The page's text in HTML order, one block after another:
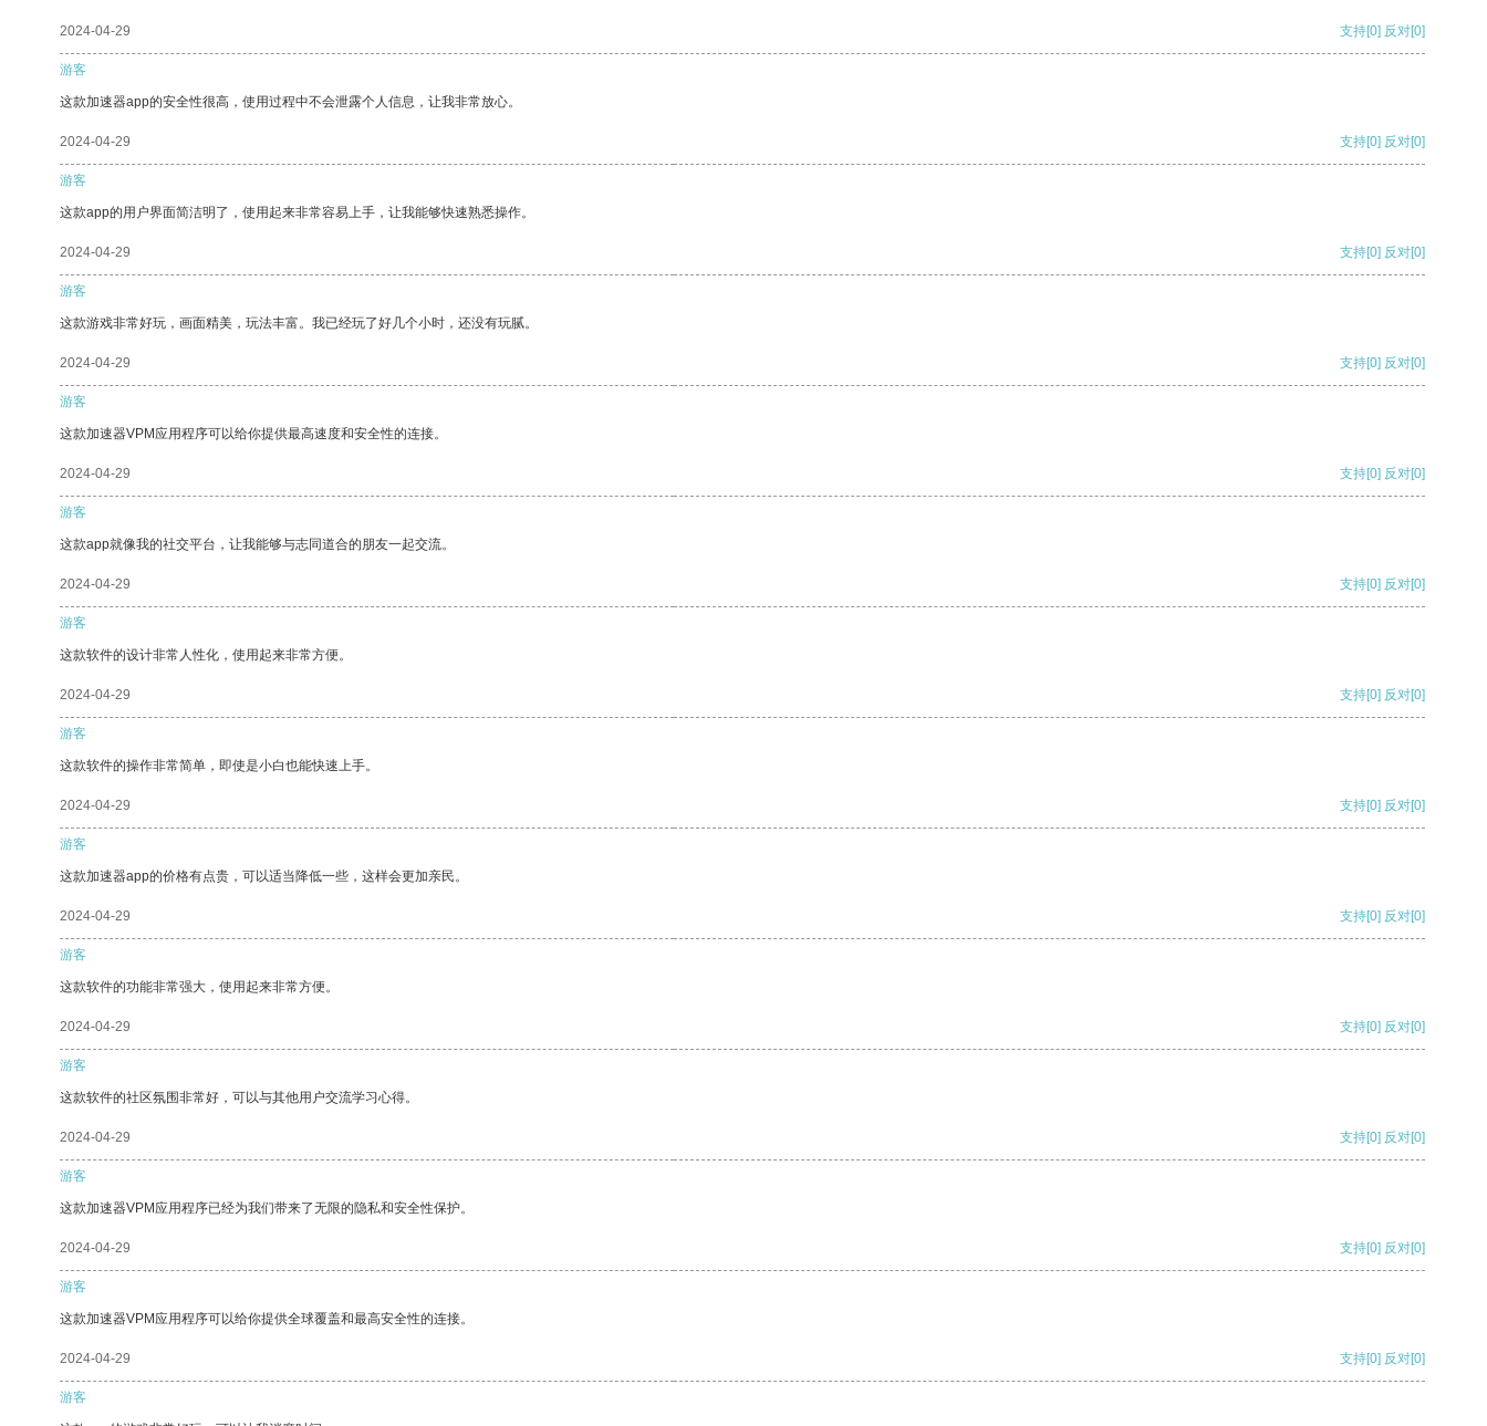
2024-04-29 支持[0] 反对[0]
游客
这款加速器app的安全性很高，使用过程中不会泄露个人信息，让我非常放心。
2024-04-29 支持[0] 反对[0]
游客
这款app的用户界面简洁明了，使用起来非常容易上手，让我能够快速熟悉操作。
2024-04-29 支持[0] 反对[0]
游客
这款游戏非常好玩，画面精美，玩法丰富。我已经玩了好几个小时，还没有玩腻。
2024-04-29 支持[0] 反对[0]
游客
这款加速器VPM应用程序可以给你提供最高速度和安全性的连接。
2024-04-29 支持[0] 反对[0]
游客
这款app就像我的社交平台，让我能够与志同道合的朋友一起交流。
2024-04-29 支持[0] 反对[0]
游客
这款软件的设计非常人性化，使用起来非常方便。
2024-04-29 支持[0] 反对[0]
游客
这款软件的操作非常简单，即使是小白也能快速上手。
2024-04-29 支持[0] 反对[0]
游客
这款加速器app的价格有点贵，可以适当降低一些，这样会更加亲民。
2024-04-29 支持[0] 反对[0]
游客
这款软件的功能非常强大，使用起来非常方便。
2024-04-29 支持[0] 反对[0]
游客
这款软件的社区氛围非常好，可以与其他用户交流学习心得。
2024-04-29 支持[0] 反对[0]
游客
这款加速器VPM应用程序已经为我们带来了无限的隐私和安全性保护。
2024-04-29 支持[0] 反对[0]
游客
这款加速器VPM应用程序可以给你提供全球覆盖和最高安全性的连接。
2024-04-29 支持[0] 反对[0]
游客